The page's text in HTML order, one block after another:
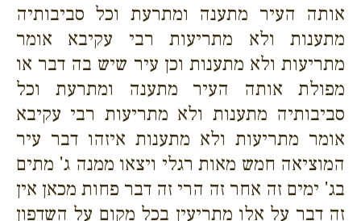
אותה העיר מתענה ומתרעת וכל סביבותיה
מתענות ולא מתריעות רבי עקיבא אומר
מתריעות ולא מתענות וכן עיר שיש בה דבר או
מפולת אותה העיר מתענה ומתרעת וכל
סביבותיה מתענות ולא מתריעות רבי עקיבא
אומר מתריעות ולא מתענות איזהו דבר עיר
המוציאה חמש מאות רגלי ויצאו ממנה ג' מתים
בג' ימים זה אחר זה הרי זה דבר פחות מכאן אין
זה דבר על אלו מתריעין בכל מקום על השדפון